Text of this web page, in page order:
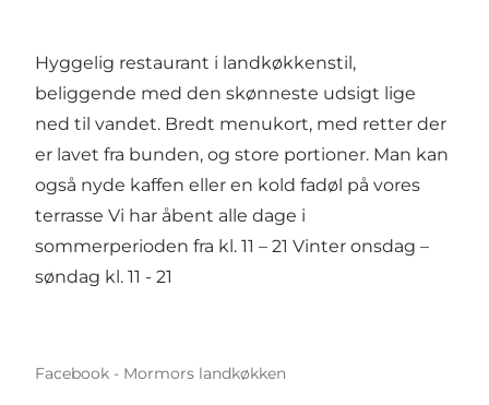
Hyggelig restaurant i landkøkkenstil,
beliggende med den skønneste udsigt lige
ned til vandet. Bredt menukort, med retter der
er lavet fra bunden, og store portioner. Man kan
også nyde kaffen eller en kold fadøl på vores
terrasse Vi har åbent alle dage i
sommerperioden fra kl. 11 – 21 Vinter onsdag –
søndag kl. 11 - 21
Facebook - Mormors landkøkken